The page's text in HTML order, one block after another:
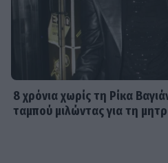
8 χρόνια χωρίς τη Ρίκα
ταμπού μιλώντας για τη